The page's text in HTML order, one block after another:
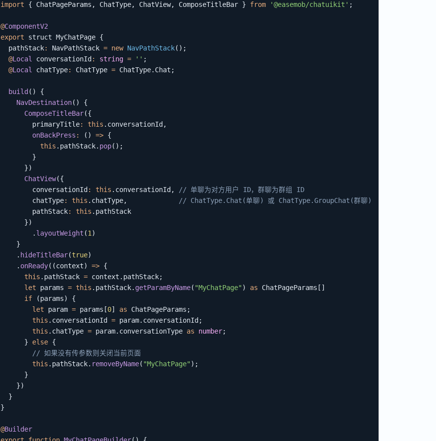
import { ChatPageParams , ChatType, ChatView, ComposeTitleBar } from '@easemob/chatuikit' ;
@ComponentV2
export struct MyChatPage {
  pathStack
: NavPathStack = new NavPathStack( ) ;
@Local conversationId : string = '' ;
@Local chatType: ChatType = ChatType. Chat ;
build ( )
{
NavDestination( )
{
ComposeTitleBar({
        primaryTitle
: this . conversationId ,
onBackPress : ( ) => {
this . pathStack. pop( ) ;
}
})
ChatView({
        conversationId
: this . conversationId ,
// 单聊为对方用户 ID，群聊为群组 ID
        chatType
: this . chatType,
// ChatType.Chat(单聊) 或 ChatType.GroupChat(群聊)
        pathStack
: this . pathStack
})
. layoutWeight (1 )
}
. hideTitleBar(true)
. onReady( (context) => {
this . pathStack = context . pathStack;
let params = this . pathStack. getParamByName( "MyChatPage" ) as ChatPageParams [ ]
if
(params)
{
let param = params [0] as ChatPageParams ;
this . conversationId = param. conversationId ;
this . chatType = param. conversationType as number;
}
else {
// 如果没有传参数则关闭当前页面
this . pathStack. removeByName( "MyChatPage" ) ;
}
})
}
}
@Builder